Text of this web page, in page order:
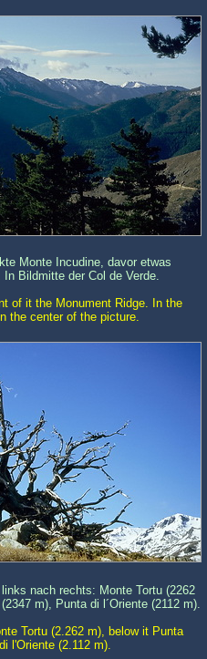
Monte Incudine, davor etwas
Bildmitte der Col de Verde.
of it the Monument Ridge. In the
the center of the picture.
nach rechts: Monte Tortu (2262
m), Punta di l´Oriente (2112 m).
Tortu (2.262 m), below it Punta
l'Oriente (2.112 m).